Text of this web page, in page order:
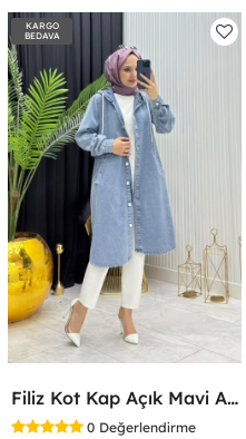
KARGO
BEDAVA
Filiz Kot Kap Açık Mavi Açık Mavi
0 Değerlendirme